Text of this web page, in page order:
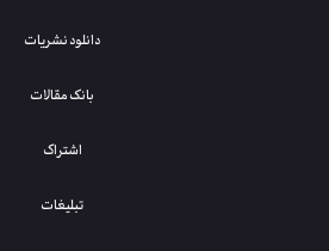
دانلود نشریات
بانک مقالات
اشتراک
تبلیغات